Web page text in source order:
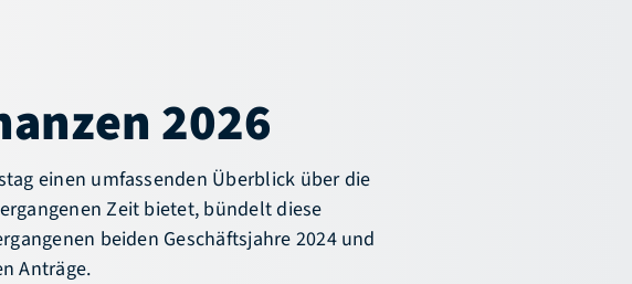
2026
einen umfassenden Überblick über die
Zeit bietet, bündelt diese
beiden Geschäftsjahre 2024 und
Anträge.